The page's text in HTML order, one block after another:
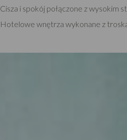
Cisza i spokój połączone z wysokim
Hotelowe wnętrza wykonane z